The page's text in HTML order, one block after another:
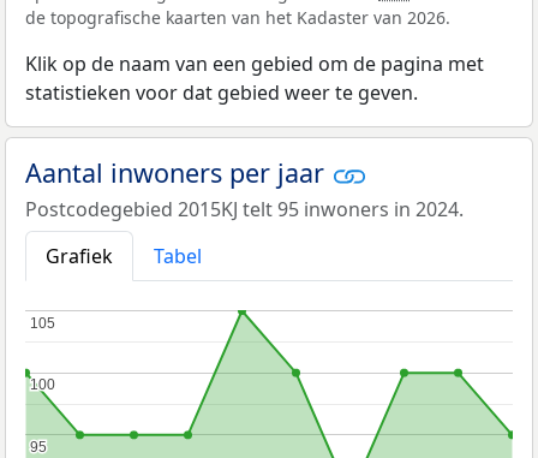
de topografische kaarten van het Kadaster van 2026.
Klik op de naam van een gebied om de pagina met
statistieken voor dat gebied weer te geven.
Aantal inwoners per jaar
Postcodegebied 2015KJ telt 95 inwoners in 2024.
Grafiek
Tabel
95
95
100
100
105
105